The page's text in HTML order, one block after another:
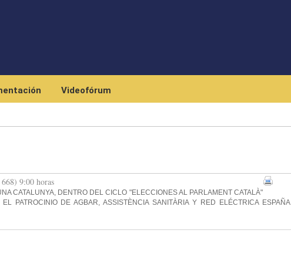
Videofórum
9:00 horas
CATALUNYA, DENTRO DEL CICLO "ELECCIONES AL PARLAMENT CATALÀ"
PATROCINIO DE AGBAR, ASSISTÈNCIA SANITÀRIA Y RED ELÉCTRICA ESPAÑA.